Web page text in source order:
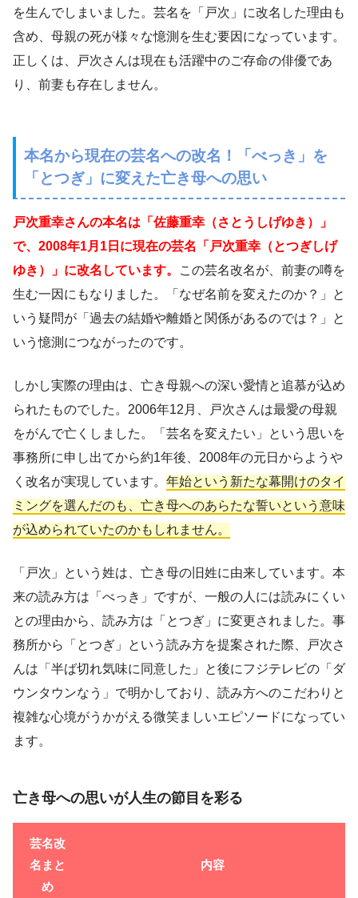
を生んでしまいました。芸名を「戸次」に改名した理由も
含め、母親の死が様々な憶測を生む要因になっています。
正しくは、戸次さんは現在も活躍中のご存命の俳優であ
り、前妻も存在しません。
本名から現在の芸名への改名！「べっき」を
「とつぎ」に変えた亡き母への思い
戸次重幸さんの本名は「佐藤重幸（さとうしげゆき）」
で、2008年1月1日に現在の芸名「戸次重幸（とつぎしげ
ゆき）」に改名しています。
この芸名改名が、前妻の噂を
生む一因にもなりました。「なぜ名前を変えたのか？」と
いう疑問が「過去の結婚や離婚と関係があるのでは？」と
いう憶測につながったのです。
しかし実際の理由は、亡き母親への深い愛情と追慕が込め
られたものでした。2006年12月、戸次さんは最愛の母親
をがんで亡くしました。「芸名を変えたい」という思いを
事務所に申し出てから約1年後、2008年の元日からようや
く改名が実現しています。 年始という新たな幕開けのタイ
ミングを選んだのも、亡き母へのあらたな誓いという意味
が込められていたのかもしれません。
「戸次」という姓は、亡き母の旧姓に由来しています。本
来の読み方は「べっき」ですが、一般の人には読みにくい
との理由から、読み方は「とつぎ」に変更されました。事
務所から「とつぎ」という読み方を提案された際、戸次さ
んは「半ば切れ気味に同意した」と後にフジテレビの「ダ
ウンタウンなう」で明かしており、読み方へのこだわりと
複雑な心境がうかがえる微笑ましいエピソードになってい
ます。
亡き母への思いが人生の節目を彩る
芸名改
名まと
め
内容